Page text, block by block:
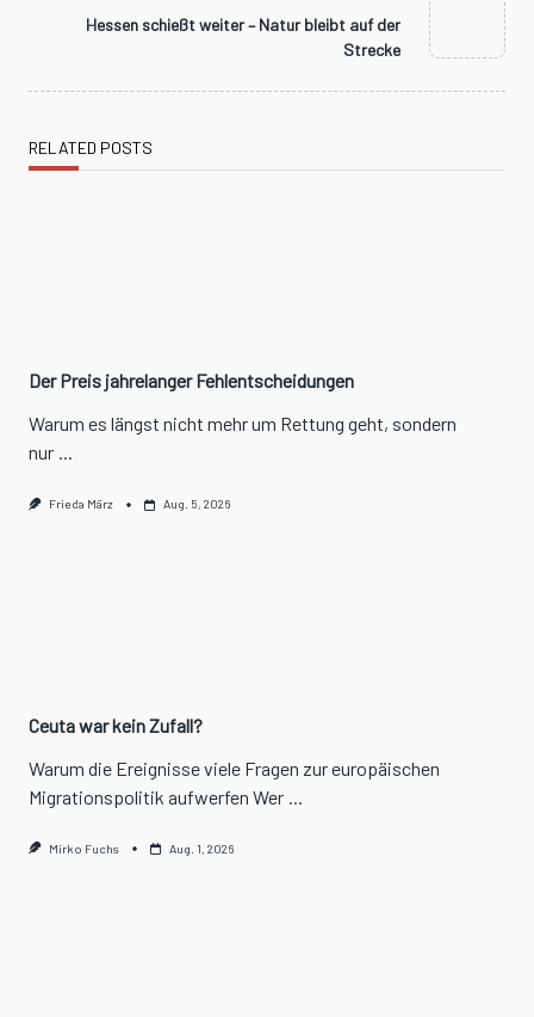
Hessen schießt weiter – Natur bleibt auf der
Strecke
RELATED POSTS
Der Preis jahrelanger Fehlentscheidungen
Warum es längst nicht mehr um Rettung geht, sondern
nur ...
Frieda März Aug. 5, 2026
Ceuta war kein Zufall?
Warum die Ereignisse viele Fragen zur europäischen
Migrationspolitik aufwerfen Wer
Mirko Fuchs Aug. 1, 2026